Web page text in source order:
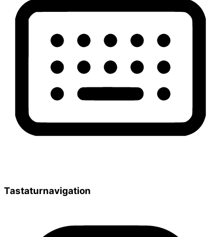
Tastaturnavigation